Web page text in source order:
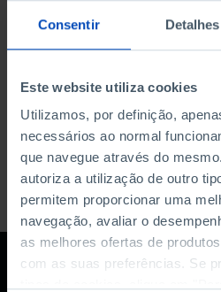
Consentir Detalhes
Este website utiliza cookies
Utilizamos, por definição,
necessários ao normal
que navegue através do
autoriza a utilização de outro
permitem proporcionar uma
navegação, avaliar o
as melhores ofertas de
com as suas preferências. Se
DATA DE FIM